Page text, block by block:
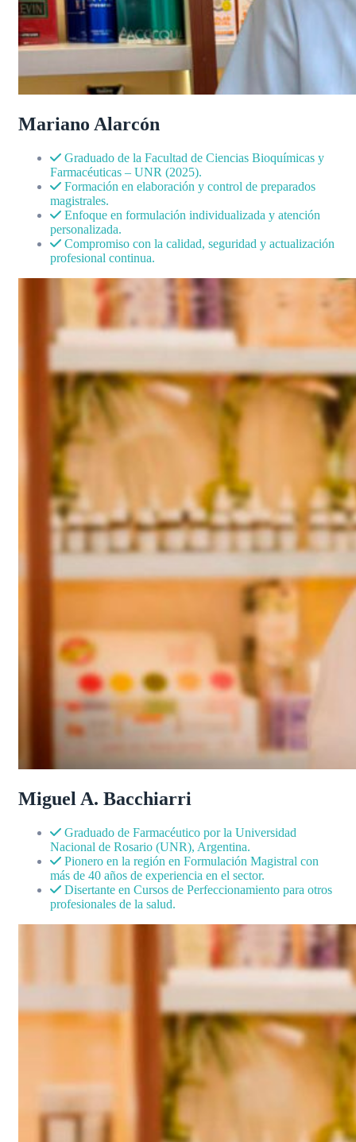
Mariano Alarcón
Graduado de la Facultad de Ciencias Bioquímicas y
Farmacéuticas – UNR (2025).
Formación en elaboración y control de preparados
magistrales.
Enfoque en formulación individualizada y atención
personalizada.
Compromiso con la calidad, seguridad y actualización
profesional continua.
Miguel A. Bacchiarri
Graduado de Farmacéutico por la Universidad
Nacional de Rosario (UNR), Argentina.
Pionero en la región en Formulación Magistral con
más de 40 años de experiencia en el sector.
Disertante en Cursos de Perfeccionamiento para otros
profesionales de la salud.